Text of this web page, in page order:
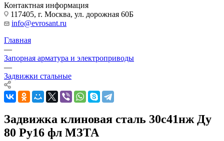
Контактная информация
117405, г. Москва, ул. дорожная 60Б
info@evrosant.ru
Главная
—
Запорная арматура и электроприводы
—
Задвижки стальные
Задвижка клиновая сталь 30с41нж Ду
80 Ру16 фл МЗТА